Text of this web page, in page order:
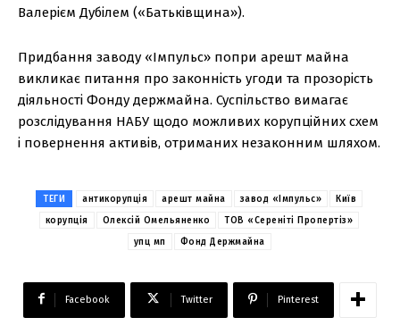
Валерієм Дубілем («Батьківщина»).
Придбання заводу «Імпульс» попри арешт майна
викликає питання про законність угоди та прозорість
діяльності Фонду держмайна. Суспільство вимагає
розслідування НАБУ щодо можливих корупційних схем
і повернення активів, отриманих незаконним шляхом.
ТЕГИ антикорупція арешт майна завод «Імпульс»
Київ
корупція
Олексій Омельяненко
ТОВ «Сереніті Пропертіз»
упц мп
Фонд Держмайна
Facebook Twitter Pinterest